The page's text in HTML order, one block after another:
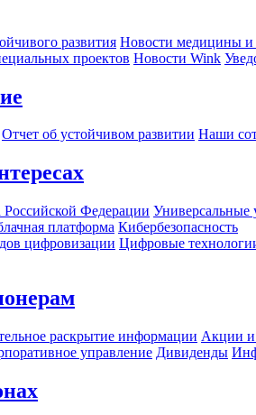
развития Новости медицины и
проектов Новости Wink
Отчет об устойчивом развитии Наши
Федерации Универсальные
платформа Кибербезопасность
цифровизации Цифровые
раскрытие информации Акции и
управление Дивиденды